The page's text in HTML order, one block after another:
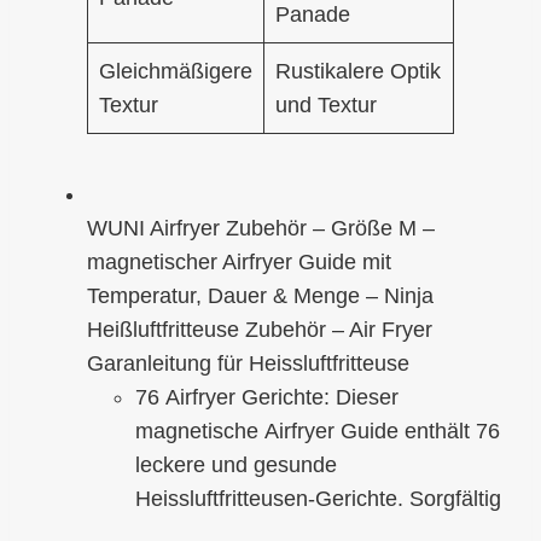
Panade
Gleichmäßigere
Textur
Rustikalere Optik
und Textur
WUNI Airfryer Zubehör – Größe M –
magnetischer Airfryer Guide mit
Temperatur, Dauer & Menge – Ninja
Heißluftfritteuse Zubehör – Air Fryer
Garanleitung für Heissluftfritteuse
76 Airfryer Gerichte: Dieser
magnetische Airfryer Guide enthält 76
leckere und gesunde
Heissluftfritteusen-Gerichte. Sorgfältig